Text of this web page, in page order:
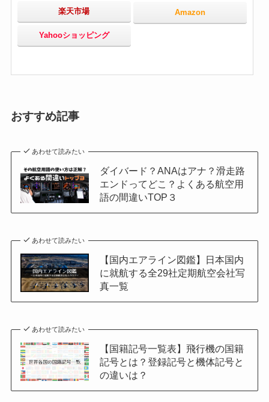
楽天市場 Amazon
Yahooショッピング
おすすめ記事
あわせて読みたい
ダイバード？ANAはアナ？滑走路
エンドってどこ？よくある航空用
語の間違いTOP３
あわせて読みたい
【国内エアライン図鑑】日本国内
に就航する全29社定期航空会社写
真一覧
あわせて読みたい
【国籍記号一覧表】飛行機の国籍
記号とは？登録記号と機体記号と
の違いは？